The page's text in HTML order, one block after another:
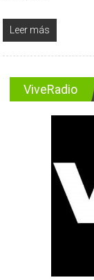
Leer más
ViveRadio